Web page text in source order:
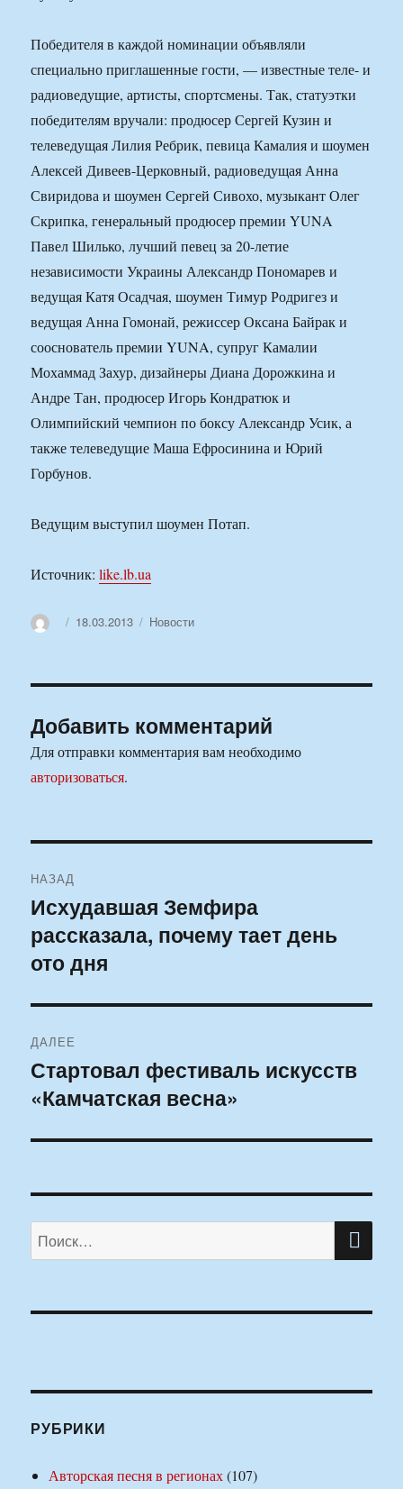
Победителя в каждой номинации объявляли
специально приглашенные гости, — известные теле- и
радиоведущие, артисты, спортсмены. Так, статуэтки
победителям вручали: продюсер Сергей Кузин и
телеведущая Лилия Ребрик, певица Камалия и шоумен
Алексей Дивеев-Церковный, радиоведущая Анна
Свиридова и шоумен Сергей Сивохо, музыкант Олег
Скрипка, генеральный продюсер премии YUNA
Павел Шилько, лучший певец за 20-летие
независимости Украины Александр Пономарев и
ведущая Катя Осадчая, шоумен Тимур Родригез и
ведущая Анна Гомонай, режиссер Оксана Байрак и
сооснователь премии YUNA, супруг Камалии
Мохаммад Захур, дизайнеры Диана Дорожкина и
Андре Тан, продюсер Игорь Кондратюк и
Олимпийский чемпион по боксу Александр Усик, а
также телеведущие Маша Ефросинина и Юрий
Горбунов.
Ведущим выступил шоумен Потап.
Источник:like.lb.ua
АвторОпубликовано
18.03.2013 Рубрики
Новости
Добавить комментарий
Для отправки комментария вам необходимо
авторизоваться.
по
записям
НАЗАД
Предыдущая
запись:
Исхудавшая Земфира
рассказала, почему тает день
ото дня
ДАЛЕЕ
Следующая
запись:
Стартовал фестиваль искусств
«Камчатская весна»
Искать:
РУБРИКИ
Авторская песня в регионах(107)